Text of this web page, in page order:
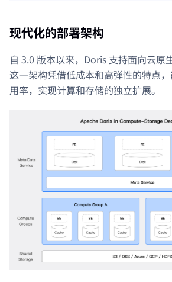
现代化的部署架构
自 3.0 版本以来，Doris 支持面向云原
这一架构凭借低成本和高弹性的特点
用率，实现计算和存储的独立扩展。